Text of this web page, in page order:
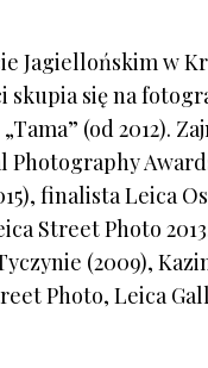
Jagiellońskim w
się na
(od 2012).
finalista Leica
Street Photo
(2009),
Photo, Leica